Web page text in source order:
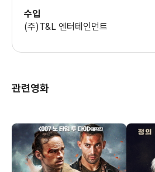
세바스티앙 라란느
장 투세인트 버나드
(불레즈)
수입
(주)T&L 엔터테인먼트
관련영화